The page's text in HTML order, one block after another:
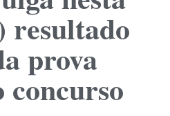
resultado
prova